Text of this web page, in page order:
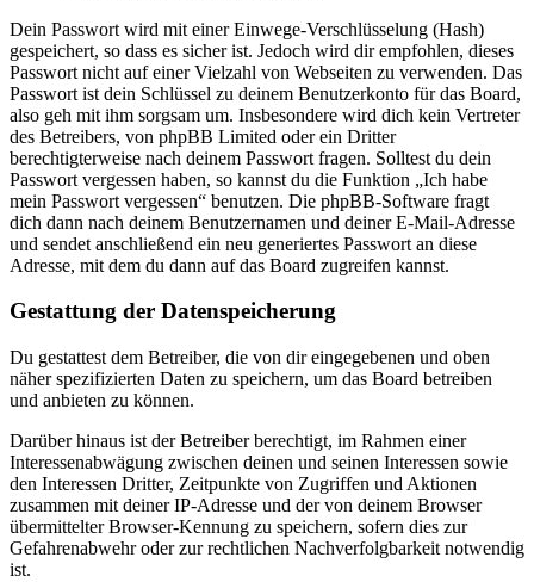
Dein Passwort wird mit einer Einwege-Verschlüsselung (Hash)
gespeichert, so dass es sicher ist. Jedoch wird dir empfohlen, dieses
Passwort nicht auf einer Vielzahl von Webseiten zu verwenden. Das
Passwort ist dein Schlüssel zu deinem Benutzerkonto für das Board,
also geh mit ihm sorgsam um. Insbesondere wird dich kein Vertreter
des Betreibers, von phpBB Limited oder ein Dritter
berechtigterweise nach deinem Passwort fragen. Solltest du dein
Passwort vergessen haben, so kannst du die Funktion „Ich habe
mein Passwort vergessen“ benutzen. Die phpBB-Software fragt
dich dann nach deinem Benutzernamen und deiner E-Mail-Adresse
und sendet anschließend ein neu generiertes Passwort an diese
Adresse, mit dem du dann auf das Board zugreifen kannst.
Gestattung der Datenspeicherung
Du gestattest dem Betreiber, die von dir eingegebenen und oben
näher spezifizierten Daten zu speichern, um das Board betreiben
und anbieten zu können.
Darüber hinaus ist der Betreiber berechtigt, im Rahmen einer
Interessenabwägung zwischen deinen und seinen Interessen sowie
den Interessen Dritter, Zeitpunkte von Zugriffen und Aktionen
zusammen mit deiner IP-Adresse und der von deinem Browser
übermittelter Browser-Kennung zu speichern, sofern dies zur
Gefahrenabwehr oder zur rechtlichen Nachverfolgbarkeit notwendig
ist.